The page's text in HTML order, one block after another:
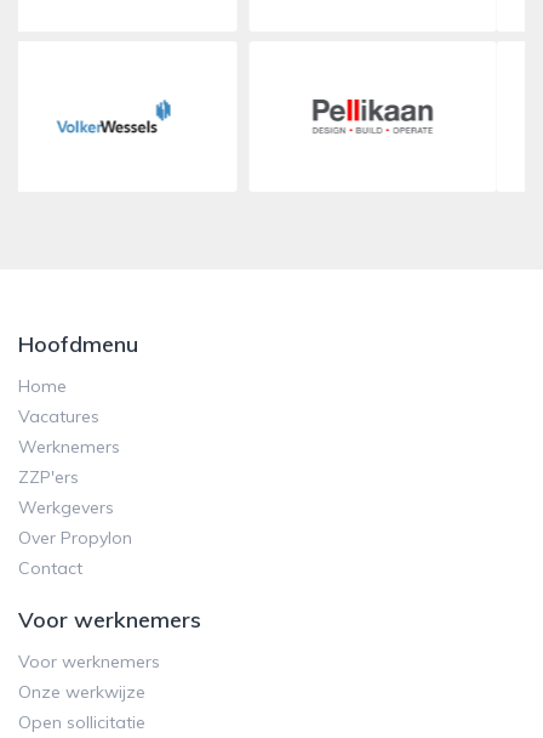
Hoofdmenu
Home
Vacatures
Werknemers
ZZP'ers
Werkgevers
Over Propylon
Contact
Voor werknemers
Voor werknemers
Onze werkwijze
Open sollicitatie